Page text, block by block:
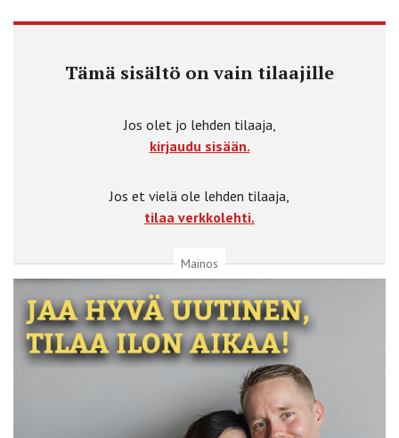
Tämä sisältö on vain tilaajille
Jos olet jo lehden tilaaja,
kirjaudu sisään.
Jos et vielä ole lehden tilaaja,
tilaa verkkolehti.
Mainos